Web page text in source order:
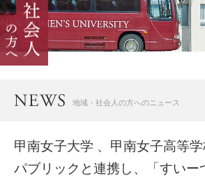
ビ
ゲ
ー
シ
ョ
地域・社会人の方へのニュース
甲南女子大学 、甲南女子高等
パブリックと連携し、「すいー